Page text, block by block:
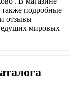
подробные
отзывы
мировых